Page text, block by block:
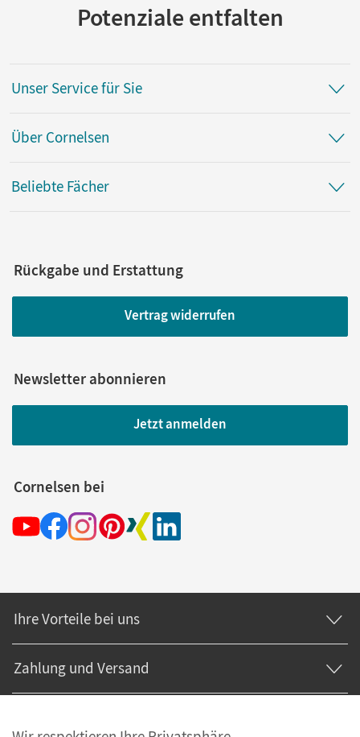
Potenziale entfalten
Unser Service für Sie
Über Cornelsen
Beliebte Fächer
Rückgabe und Erstattung
Vertrag widerrufen
Newsletter abonnieren
Jetzt anmelden
Cornelsen bei
Ihre Vorteile bei uns
Zahlung und Versand